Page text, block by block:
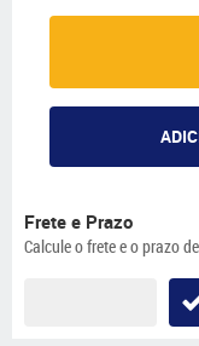
Frete e Prazo
Calcule o frete e o prazo